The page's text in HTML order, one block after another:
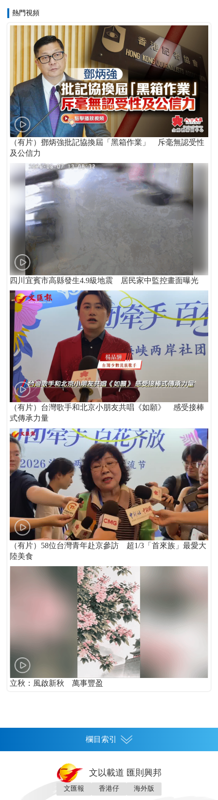
熱門視頻
（有片）鄧炳強批記協換屆「黑箱作業」 斥毫無認受性
及公信力
四川宜賓市高縣發生4.9級地震 居民家中監控畫面曝光
（有片）台灣歌手和北京小朋友共唱《如願》 感受接棒
式傳承力量
（有片）58位台灣青年赴京參訪 超1/3「首來族」最愛大
陸美食
立秋：風啟新秋 萬事豐盈
欄目索引
文以載道 匯則興邦
文匯報 香港仔 海外版